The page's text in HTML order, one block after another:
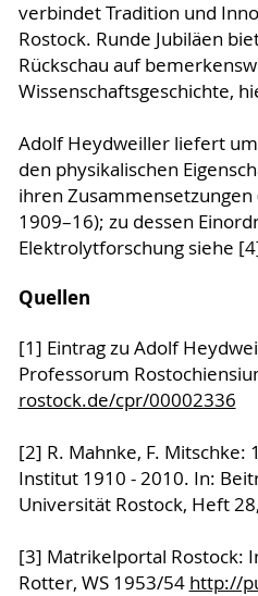
verbindet Tradition und
Rostock. Runde Jubiläen
Rückschau auf
Wissenschaftsgeschichte,
Adolf Heydweiller liefert
den physikalischen
ihren Zusammensetzungen
1909–16); zu dessen
Elektrolytforschung siehe
Quellen
[1] Eintrag zu Adolf
Professorum
rostock.de/cpr/00002336
[2] R. Mahnke, F. Mitschke:
Institut 1910 - 2010. In:
Universität Rostock, Heft
[3] Matrikelportal Rostock:
Rotter, WS 1953/54 http://